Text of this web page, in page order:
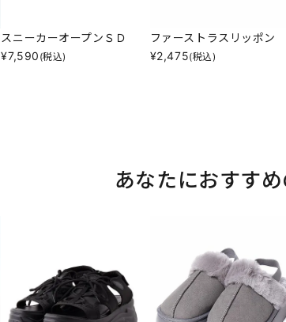
スニーカーオープンＳＤ
¥7,590 (税込)
ファーストラスリッポン
¥2,475(税込)
あなたにおすす